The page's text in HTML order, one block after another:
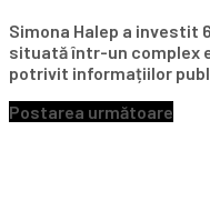
Simona Halep a investit
situată într-un complex
potrivit informațiilor
Postarea următoare